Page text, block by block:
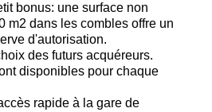
bonus: une surface non
m2 dans les combles offre un
d'autorisation.
des futurs acquéreurs.
disponibles pour chaque
rapide à la gare de